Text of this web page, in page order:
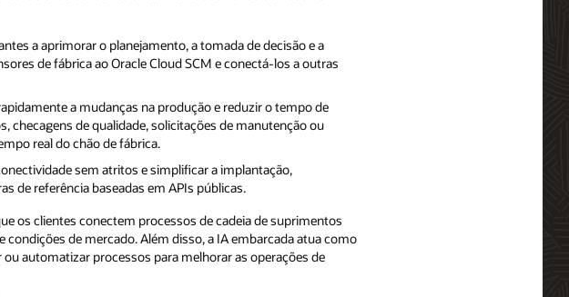
a aprimorar o planejamento, a tomada de decisão e a
de fábrica ao Oracle Cloud SCM e conectá-los a outras
a mudanças na produção e reduzir o tempo de
checagens de qualidade, solicitações de manutenção ou
real do chão de fábrica.
sem atritos e simplificar a implantação,
de referência baseadas em APIs públicas.
os clientes conectem processos de cadeia de suprimentos
de mercado. Além disso, a IA embarcada atua como
automatizar processos para melhorar as operações de